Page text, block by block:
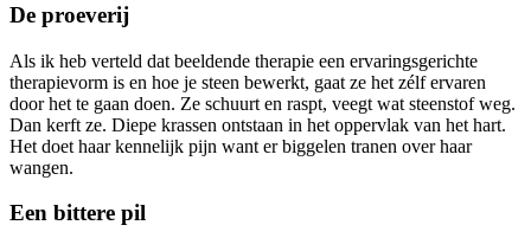
De proeverij
Als ik heb verteld dat beeldende therapie een ervaringsgerichte
therapievorm is en hoe je steen bewerkt, gaat ze het zélf ervaren
door het te gaan doen. Ze schuurt en raspt, veegt wat steenstof weg.
Dan kerft ze. Diepe krassen ontstaan in het oppervlak van het hart.
Het doet haar kennelijk pijn want er biggelen tranen over haar
wangen.
Een bittere pil